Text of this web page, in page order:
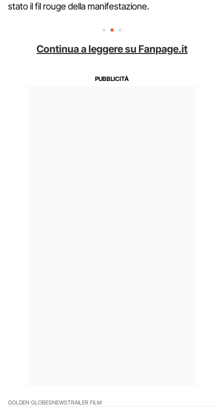
stato il fil rouge della manifestazione.
Continua a leggere su Fanpage.it
GOLDEN GLOBESNEWSTRAILER FILM